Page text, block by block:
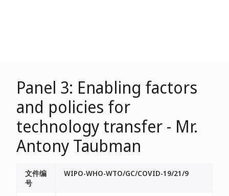
Panel 3: Enabling factors
and policies for
technology transfer - Mr.
Antony Taubman
文件编
号
WIPO-WHO-WTO/GC/COVID-19/21/9